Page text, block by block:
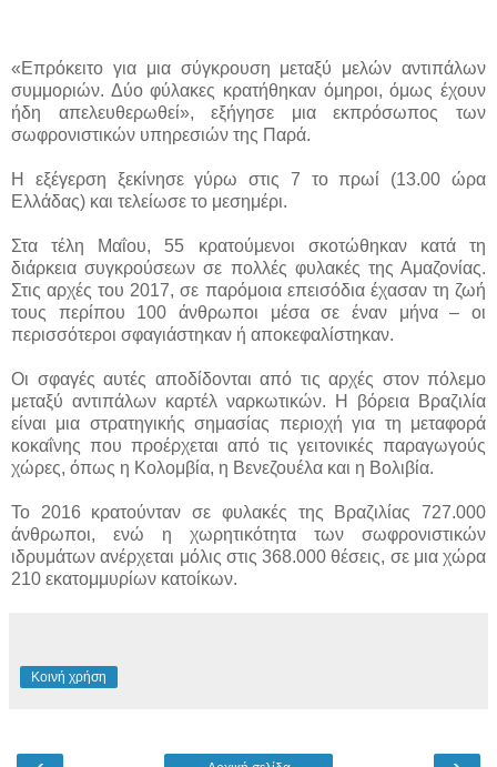
«Επρόκειτο για μια σύγκρουση μεταξύ μελών αντιπάλων
συμμοριών. Δύο φύλακες κρατήθηκαν όμηροι, όμως έχουν
ήδη απελευθερωθεί», εξήγησε μια εκπρόσωπος των
σωφρονιστικών υπηρεσιών της Παρά.
Η εξέγερση ξεκίνησε γύρω στις 7 το πρωί (13.00 ώρα
Ελλάδας) και τελείωσε το μεσημέρι.
Στα τέλη Μαΐου, 55 κρατούμενοι σκοτώθηκαν κατά τη
διάρκεια συγκρούσεων σε πολλές φυλακές της Αμαζονίας.
Στις αρχές του 2017, σε παρόμοια επεισόδια έχασαν τη ζωή
τους περίπου 100 άνθρωποι μέσα σε έναν μήνα – οι
περισσότεροι σφαγιάστηκαν ή αποκεφαλίστηκαν.
Οι σφαγές αυτές αποδίδονται από τις αρχές στον πόλεμο
μεταξύ αντιπάλων καρτέλ ναρκωτικών. Η βόρεια Βραζιλία
είναι μια στρατηγικής σημασίας περιοχή για τη μεταφορά
κοκαΐνης που προέρχεται από τις γειτονικές παραγωγούς
χώρες, όπως η Κολομβία, η Βενεζουέλα και η Βολιβία.
Το 2016 κρατούνταν σε φυλακές της Βραζιλίας 727.000
άνθρωποι, ενώ η χωρητικότητα των σωφρονιστικών
ιδρυμάτων ανέρχεται μόλις στις 368.000 θέσεις, σε μια χώρα
210 εκατομμυρίων κατοίκων.
Κοινή χρήση